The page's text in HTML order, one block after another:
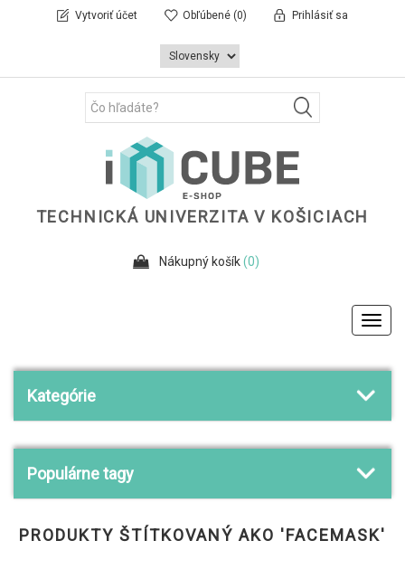
Vytvoriť účet Obľúbené (0) Prihlásiť sa
TECHNICKÁ UNIVERZITA V KOŠICIACH
Nákupný košík(0)
Kategórie
Populárne tagy
PRODUKTY ŠTÍTKOVANÝ AKO 'FACEMASK'